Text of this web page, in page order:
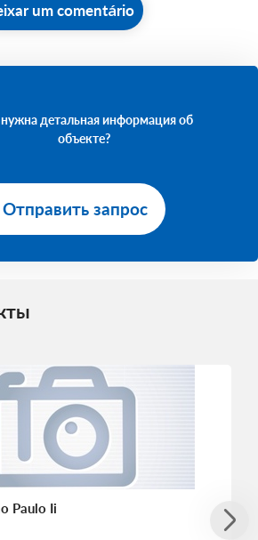
um comentário
детальная информация об
объекте?
Отправить запрос
Paulo Ii